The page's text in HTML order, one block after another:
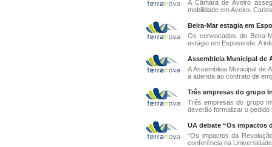
A Câmara de Aveiro
mobilidade em Aveiro.
Beira-Mar estagia em
Os convocados do Beira-
estágio em Esposende. A
Assembleia Municipal de
A Assembleia Municipal de
a adenda ao contrato de
Três empresas do grupo
Três empresas do grupo
deverão formalizar o
UA debate “Os impactos
“Os impactos da
conferência na